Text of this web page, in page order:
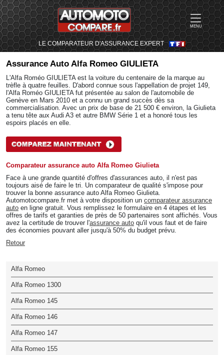
MENU
LE COMPARATEUR D'ASSURANCE EXPERT
Assurance Auto Alfa Romeo GIULIETA
L'Alfa Roméo GIULIETA est la voiture du centenaire de la marque au
trèfle à quatre feuilles. D'abord connue sous l'appellation de projet 149,
l'Alfa Roméo GIULIETA fut présentée au salon de l'automobile de
Genève en Mars 2010 et a connu un grand succès dès sa
commercialisation. Avec un prix de base de 21 500 € environ, la Giulieta
a tenu tête aux Audi A3 et autre BMW Série 1 et a honoré tous les
espoirs placés en elle.
Comparateur assurance auto Alfa Romeo Giulieta
Face à une grande quantité d'offres d'assurances auto, il n'est pas
toujours aisé de faire le tri. Un comparateur de qualité s'impose pour
trouver la bonne assurance auto Alfa Romeo Giulieta.
Automotocompare.fr met à votre disposition un comparateur assurance
auto en ligne gratuit. Vous remplissez le formulaire en 4 étapes et les
offres de tarifs et garanties de près de 50 partenaires sont affichés. Vous
avez la certitude de trouver l'assurance auto qu'il vous faut et de faire
des économies pouvant aller jusqu'à 50% du budget prévu.
Retour
Alfa Romeo
Alfa Romeo 1300
Alfa Romeo 145
Alfa Romeo 146
Alfa Romeo 147
Alfa Romeo 155